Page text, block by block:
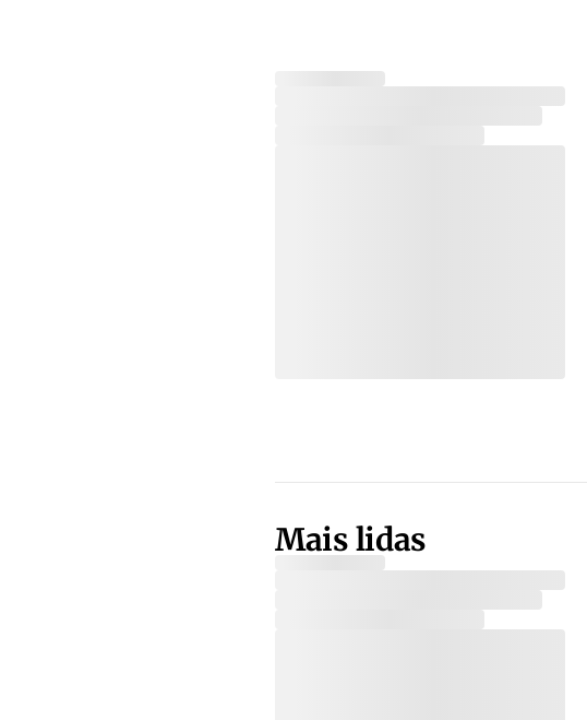
Mais lidas